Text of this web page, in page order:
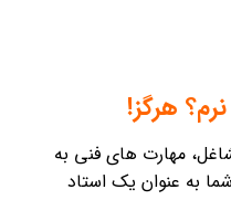
هرگز!
مهارت های فنی به
به عنوان یک استاد